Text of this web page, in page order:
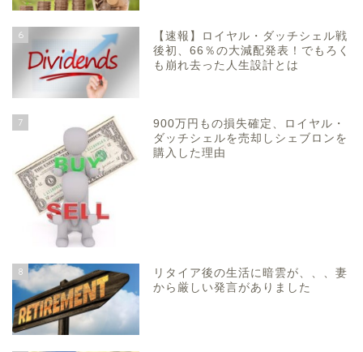
6
【速報】ロイヤル・ダッチシェル戦
後初、66％の大減配発表！でもろく
も崩れ去った人生設計とは
7
900万円もの損失確定、ロイヤル・
ダッチシェルを売却しシェブロンを
購入した理由
8
リタイア後の生活に暗雲が、、、妻
から厳しい発言がありました